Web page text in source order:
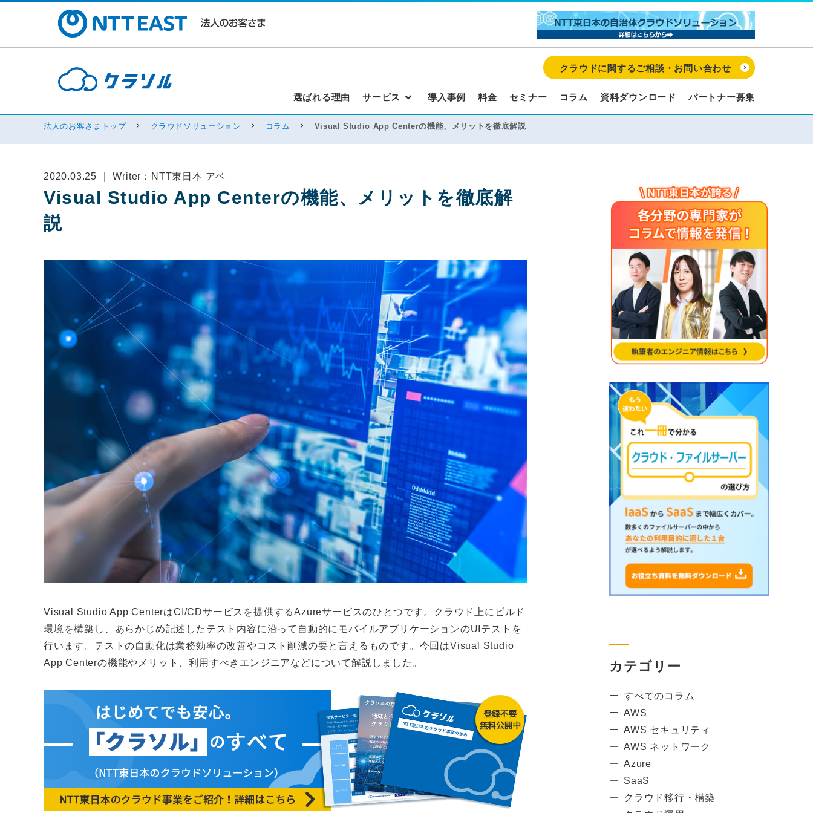
選ばれる理由 サービス 導入事例 料金 セミナー コラム 資料ダウンロード パートナー募集
クラウドに関するご相談・お問い合わせ
法人のお客さまトップ クラウドソリューション コラム Visual Studio App Centerの機能、メリットを徹底解説
2020.03.25 ｜ Writer：NTT東日本 アベ
Visual Studio App Centerの機能、メリットを徹底解
説
Visual Studio App CenterはCI/CDサービスを提供するAzureサービスのひとつです。クラウド上にビルド
環境を構築し、あらかじめ記述したテスト内容に沿って自動的にモバイルアプリケーションのUIテストを
行います。テストの自動化は業務効率の改善やコスト削減の要と言えるものです。今回はVisual Studio
App Centerの機能やメリット、利用すべきエンジニアなどについて解説しました。
カテゴリー
すべてのコラム
AWS
AWS セキュリティ
AWS ネットワーク
Azure
SaaS
クラウド移行・構築